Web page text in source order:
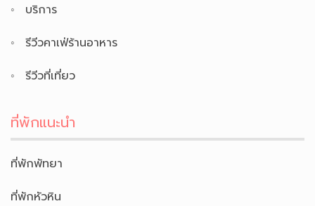
บริการ
รีวีวคาเฟ่ร้านอาหาร
รีวีวที่เที่ยว
ที่พักแนะนำ
ที่พักพัทยา
ที่พักหัวหิน